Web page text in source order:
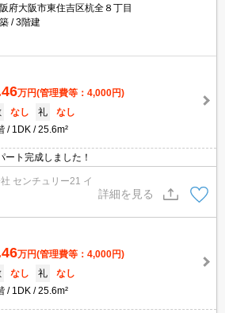
府大阪市東住吉区杭全８丁目
3階建
万円(管理費等：4,000円)
なし 礼
なし
1DK 25.6m²
ート完成しました！
センチュリー21 イ
詳細を見る
万円(管理費等：4,000円)
なし 礼
なし
1DK 25.6m²